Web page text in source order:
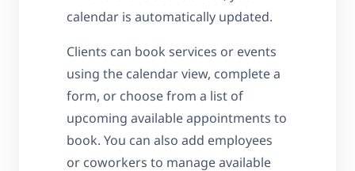
calendar is automatically updated.
Clients can book services or events
using the calendar view, complete a
form, or choose from a list of
upcoming available appointments to
book. You can also add employees
or coworkers to manage available